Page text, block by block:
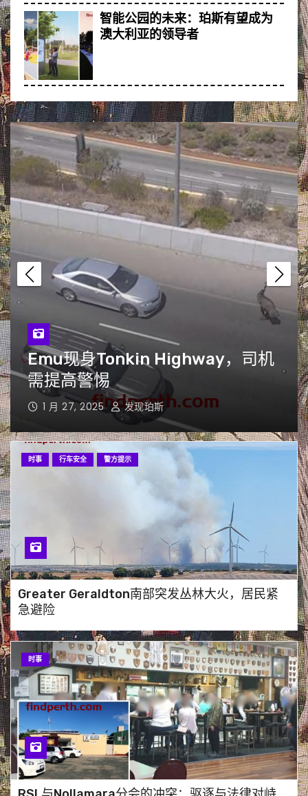
智能公园的未来：珀斯有望成为
澳大利亚的领导者
世界首次捕捉到海豚倒立睡觉的
画面，震惊研究人员
如何从中国进口一艘钓鱼艇来探
索西澳的海洋？
“珀斯最受欢迎的虎鲨Trevor可
能又回到了Mullaloo海滩”
“巨星归来：巨石强森或将参加在
珀斯举行的WWE摔角赛事”
“独自横渡印度洋86天，创纪录的
划船者Rob Barton和‘Wilson’安
全归来”
希拉里海滩俱乐部：珀斯最新海
滩热点即将开业
横渡印度洋：Mullaloo的Rob
司机
时事 行车安全 警方提示
Greater Geraldton南部突发
大火，居民紧急避险
1 月 23, 2025 发现珀斯
时事 行车安全 警方提示
Greater Geraldton南部突发丛林大火，居民紧
急避险
时事